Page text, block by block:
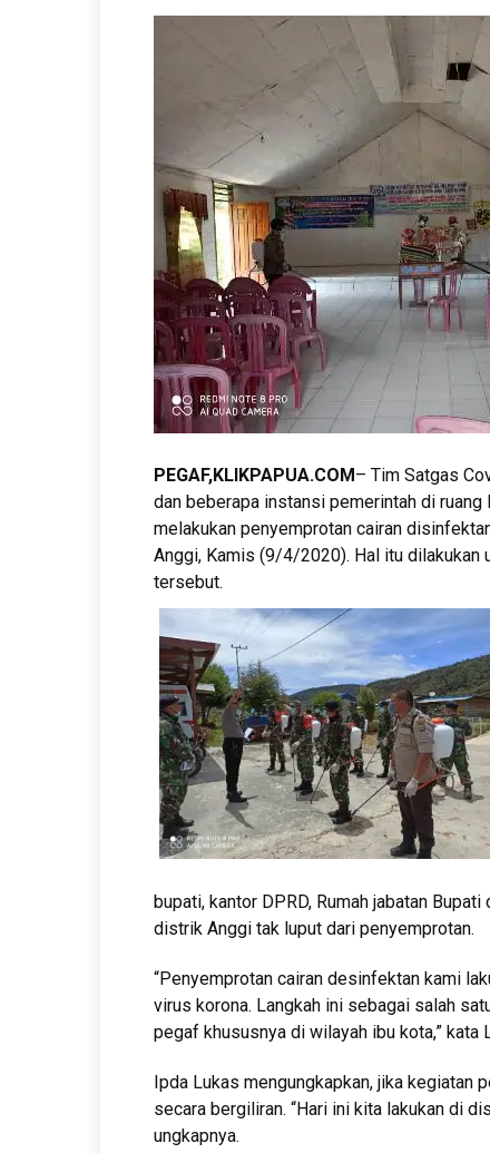
PEGAF,KLIKPAPUA.COM– Tim Satgas
dan beberapa instansi pemerintah di
melakukan penyemprotan cairan
Anggi, Kamis (9/4/2020). Hal itu dilakukan
tersebut.
bupati, kantor DPRD, Rumah jabatan
distrik Anggi tak luput dari penyemprotan.
“Penyemprotan cairan desinfektan kami
virus korona. Langkah ini sebagai salah
pegaf khususnya di wilayah ibu kota,” kata
Ipda Lukas mengungkapkan, jika kegiatan
secara bergiliran. “Hari ini kita lakukan di
ungkapnya.